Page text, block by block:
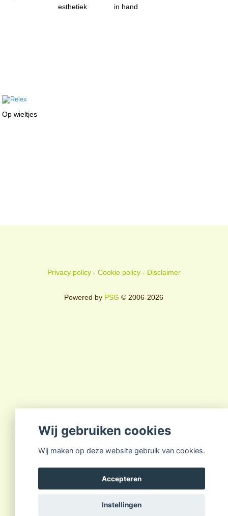
esthetiek
in hand
Op wieltjes
Privacy policy- Cookie policy- Disclaimer
Powered by PSG © 2006-2026
Wij gebruiken cookies
Wij maken op deze website gebruik van cookies.
Accepteren
Instellingen